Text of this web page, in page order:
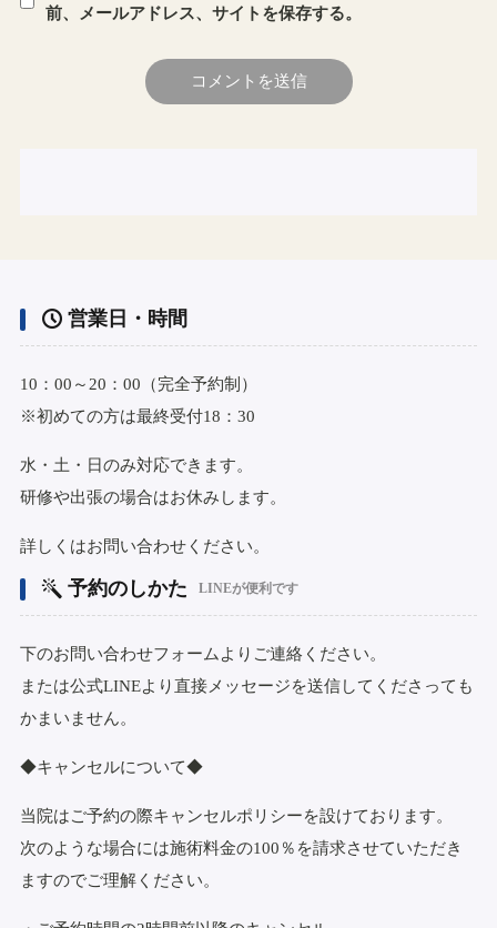
前、メールアドレス、サイトを保存する。
営業日・時間
10：00～20：00（完全予約制）
※初めての方は最終受付18：30
水・土・日のみ対応できます。
研修や出張の場合はお休みします。
詳しくはお問い合わせください。
予約のしかた LINEが便利です
下のお問い合わせフォームよりご連絡ください。
または公式LINEより直接メッセージを送信してくださっても
かまいません。
◆キャンセルについて◆
当院はご予約の際キャンセルポリシーを設けております。
次のような場合には施術料金の100％を請求させていただき
ますのでご理解ください。